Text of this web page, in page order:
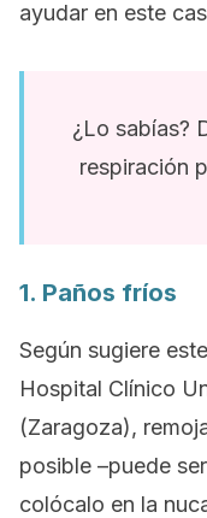
ayudar en este
¿Lo sabías?
respiración
1. Paños fríos
Según sugiere este
Hospital Clínico
(Zaragoza),
posible –puede
colócalo en la